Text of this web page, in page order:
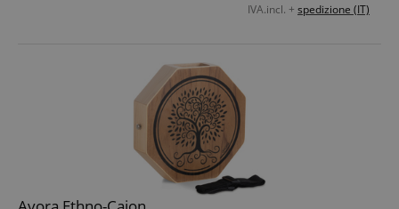
IVA.incl. + spedizione (IT)